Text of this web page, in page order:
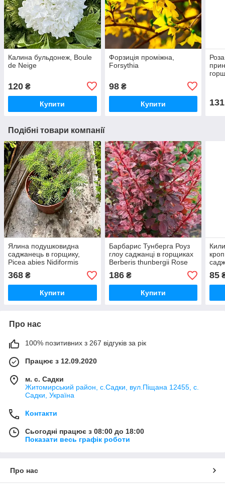
Калина бульдонеж, Boule
de Neige
120 ₴
Купити
Форзиція проміжна,
Forsythia
98₴
Купити 131
Подібні товари компанії
Ялина подушковидна
саджанець в горщику,
Picea abies Nidiformis
368 ₴
Купити
Барбарис Тунберга Роуз
глоу саджанці в горщиках
Berberis thunbergii Rose
Glow
186₴
Купити
85
Про нас
100% позитивних з 267 відгуків за рік
Працює з 12.09.2020
м. с. Садки
Житомирський район, с.Садки, вул.Піщана 12455, с.
Садки, Україна
Контакти
Сьогодні працює з 08:00 до 18:00
Показати весь графік роботи
Про нас